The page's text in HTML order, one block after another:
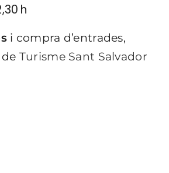
h
i compra d’entrades,
Turisme Sant Salvador